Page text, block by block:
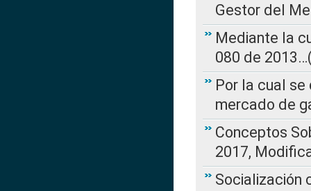
Gestor del
Mediante la
080 de
Por la cual
mercado de
Conceptos
2017,
Socialización